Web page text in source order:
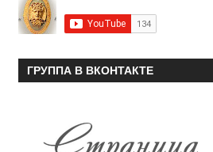
ГРУППА В ВКОНТАКТЕ